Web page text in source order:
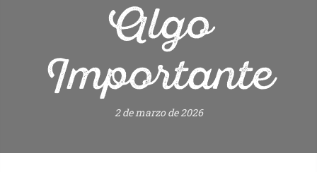
Algo
Importante
2 de marzo de 2026